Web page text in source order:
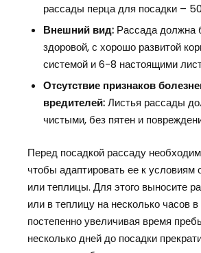
рассады перца для посадки –
Внешний вид:Рассада должна
здоровой, с хорошо развитой
системой и 6-8 настоящими
Отсутствие признаков
вредителей:Листья рассады
чистыми, без пятен и
Перед посадкой рассаду
чтобы адаптировать ее к условиям
или теплицы. Для этого выносите
или в теплицу на несколько часов
постепенно увеличивая время
несколько дней до посадки